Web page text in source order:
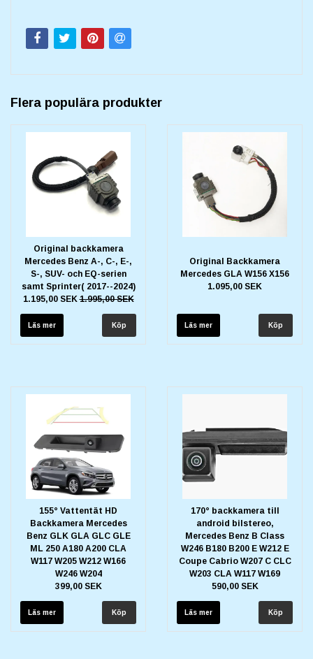
Flera populära produkter
Original backkamera
Mercedes Benz A-, C-, E-,
S-, SUV- och EQ-serien
samt Sprinter( 2017--2024)
1.195,00 SEK1.995,00 SEK
Läs mer
Original Backkamera
Mercedes GLA W156 X156
1.095,00 SEK
Läs mer
155° Vattentät HD
Backkamera Mercedes
Benz GLK GLA GLC GLE
ML 250 A180 A200 CLA
W117 W205 W212 W166
W246 W204
399,00 SEK
Läs mer
170° backkamera till
android bilstereo,
Mercedes Benz B Class
W246 B180 B200 E W212 E
Coupe Cabrio W207 C CLC
W203 CLA W117 W169
590,00 SEK
Läs mer